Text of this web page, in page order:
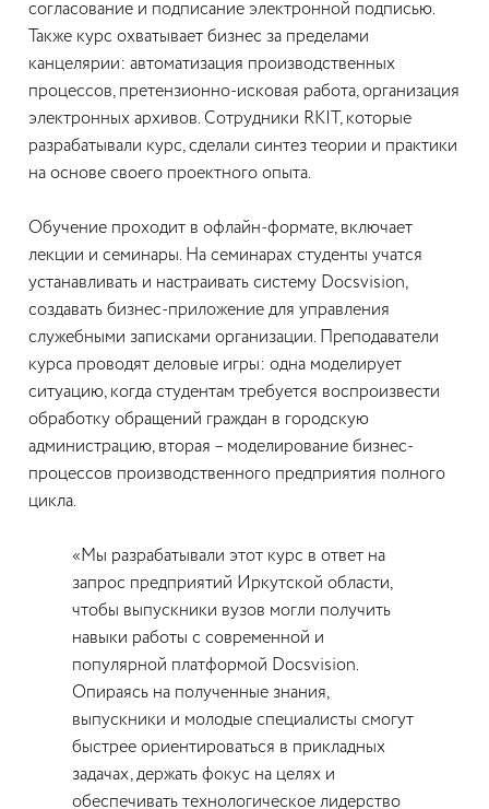
согласование и подписание электронной подписью.
Также курс охватывает бизнес за пределами
канцелярии: автоматизация производственных
процессов, претензионно-исковая работа, организация
электронных архивов. Сотрудники RKIT, которые
разрабатывали курс, сделали синтез теории и практики
на основе своего проектного опыта.
Обучение проходит в офлайн-формате, включает
лекции и семинары. На семинарах студенты учатся
устанавливать и настраивать систему Docsvision,
создавать бизнес-приложение для управления
служебными записками организации. Преподаватели
курса проводят деловые игры: одна моделирует
ситуацию, когда студентам требуется воспроизвести
обработку обращений граждан в городскую
администрацию, вторая – моделирование бизнес-
процессов производственного предприятия полного
цикла.
«Мы разрабатывали этот курс в ответ на
запрос предприятий Иркутской области,
чтобы выпускники вузов могли получить
навыки работы с современной и
популярной платформой Docsvision.
Опираясь на полученные знания,
выпускники и молодые специалисты смогут
быстрее ориентироваться в прикладных
задачах, держать фокус на целях и
обеспечивать технологическое лидерство